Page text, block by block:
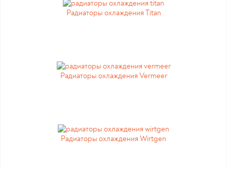
Радиаторы охлаждения Titan
Радиаторы охлаждения Vermeer
Радиаторы охлаждения Wirtgen